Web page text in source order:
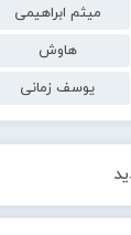
میثم ابراهیمی
هاوش
یوسف زمانی